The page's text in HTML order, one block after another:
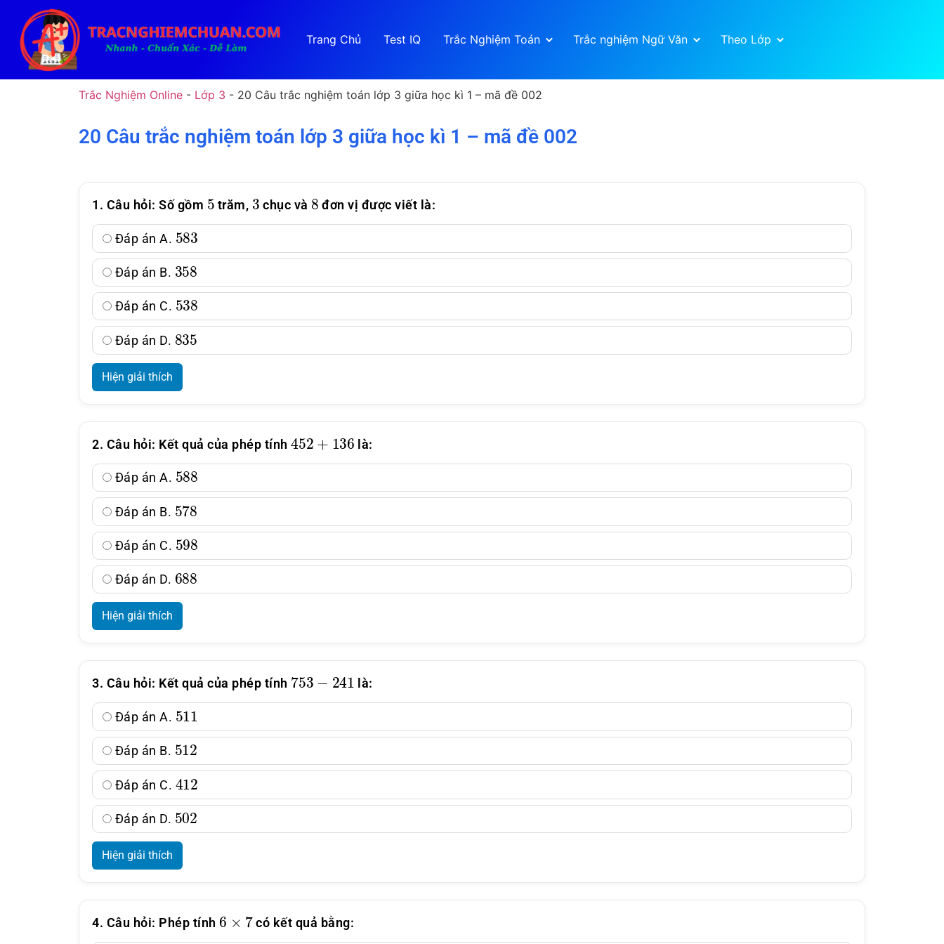
Trang Chủ Test IQ Trắc Nghiệm Toán Trắc nghiệm Ngữ Văn Theo Lớp
Trắc Nghiệm Online - Lớp 3 - 20 Câu trắc nghiệm toán lớp 3 giữa học kì 1 – mã đề 002
20 Câu trắc nghiệm toán lớp 3 giữa học kì 1 – mã đề 002
1. Câu hỏi: Số gồm
5
trăm,
3
chục và
8
đơn vị được viết là:
Đáp án A.
583
Đáp án B.
358
Đáp án C.
538
Đáp án D.
835
Hiện giải thích
2. Câu hỏi: Kết quả của phép tính
452 136
là:
Đáp án A.
588
Đáp án B.
578
Đáp án C.
598
Đáp án D.
688
Hiện giải thích
3. Câu hỏi: Kết quả của phép tính
753 241
là:
Đáp án A.
511
Đáp án B.
512
Đáp án C.
412
Đáp án D.
502
Hiện giải thích
4. Câu hỏi: Phép tính
6 7
có kết quả bằng: